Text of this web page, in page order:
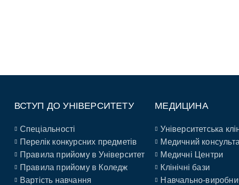
ВСТУП ДО УНІВЕРСИТЕТУ
Спеціальності
Перелік конкурсних предметів
Правила прийому в Університет
Правила прийому в Коледж
Вартість навчання
МЕДИЦИНА
Університетська
Медичний
Медичні Центри
Клінічні бази
Навчально-